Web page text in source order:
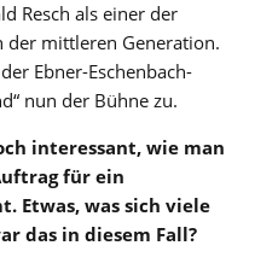
Resch als einer der
mittleren Generation.
Ebner-Eschenbach-
nun der Bühne zu.
interessant, wie man
für ein
Etwas, was sich viele
das in diesem Fall?